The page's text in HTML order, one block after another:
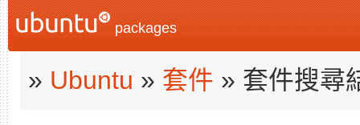
packages
» Ubuntu » 套件 » 套件搜尋